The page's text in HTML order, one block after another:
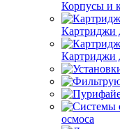
Корпусы и
Картриджи
Картриджи
осмоса